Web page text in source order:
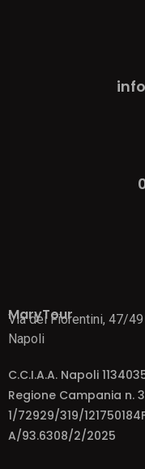
MaryTour
Via dei Fiorentini, 47/49
Napoli
C.C.I.A.A. Napoli
Regione Campania n.
1/72929/319/
A/93.6308/2/2025